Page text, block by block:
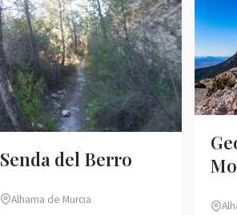
Senda del Berro
Alhama de Murcia